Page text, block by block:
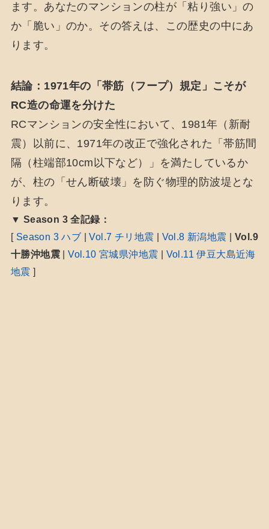
ます。あなたのマンションの柱が「粘り強い」の
か「脆い」のか。その答えは、この歴史の中にあ
ります。
結論：1971年の「帯筋（フープ）規定」こそが
RC造の命運を分けた
RCマンションの安全性において、1981年（新耐
震）以前に、1971年の改正で強化された「帯筋間
隔（柱端部10cm以下など）」を満たしているか
が、柱の「せん断破壊」を防ぐ物理的防波堤とな
ります。
▼ Season 3 全記録：
[ Season 3 ハブ |Vol.7 チリ地震 | Vol.8 新潟地震 | Vol.9
十勝沖地震|Vol.10 宮城県沖地震 | Vol.11 伊豆大島近海
地震 ]